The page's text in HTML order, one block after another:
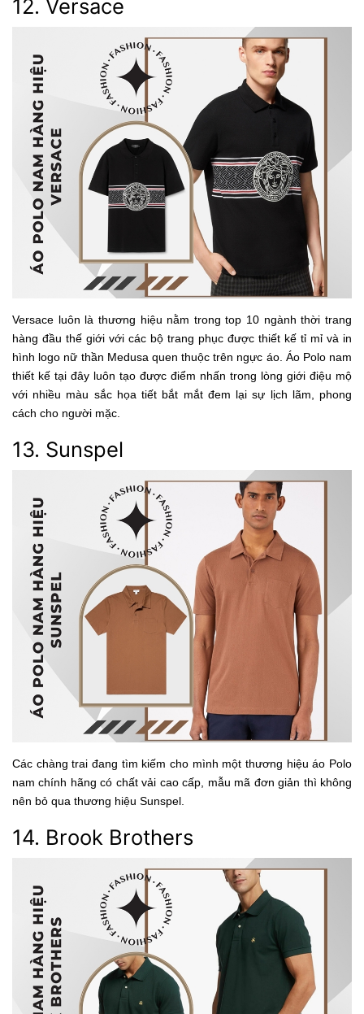
12. Versace
Versace luôn là thương hiệu nằm trong top 10 ngành thời trang
hàng đầu thế giới với các bộ trang phục được thiết kế tỉ mỉ và in
hình logo nữ thần Medusa quen thuộc trên ngực áo. Áo Polo nam
thiết kế tại đây luôn tạo được điểm nhấn trong lòng giới điệu mộ
với nhiều màu sắc họa tiết bắt mắt đem lại sự lịch lãm, phong
cách cho người mặc.
13. Sunspel
Các chàng trai đang tìm kiếm cho mình một thương hiệu áo Polo
nam chính hãng có chất vải cao cấp, mẫu mã đơn giản thì không
nên bỏ qua thương hiệu Sunspel.
14. Brook Brothers